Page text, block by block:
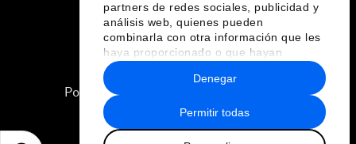
partners de redes sociales, publicidad y
análisis web, quienes pueden
combinarla con otra información que les
haya proporcionado o que hayan
recopilado a partir del uso que haya
hecho de sus servicios.
Permitir todas
Denegar
Política de privacidad y normas de uso
Sitemap